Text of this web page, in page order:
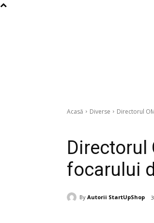
Acasă Diverse Directorul
Directorul
focarului
By Autorii StartUpShop